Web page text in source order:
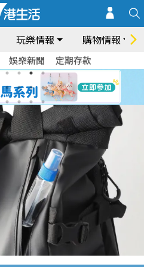
玩樂情報 購物情報
娛樂新聞 定期存款